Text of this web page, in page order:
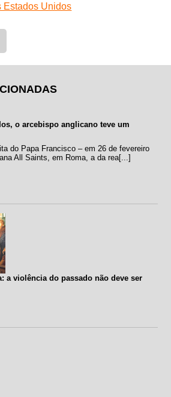
Estados Unidos
o arcebispo anglicano teve um
do Papa Francisco – em 26 de fevereiro
All Saints, em Roma, a da rea[...]
a violência do passado não deve ser